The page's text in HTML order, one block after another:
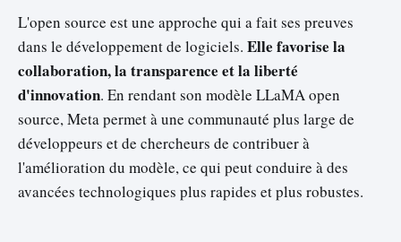
L'open source est une approche qui a fait ses preuves
dans le développement de logiciels. Elle favorise la
collaboration, la transparence et la liberté
d'innovation. En rendant son modèle LLaMA open
source, Meta permet à une communauté plus large de
développeurs et de chercheurs de contribuer à
l'amélioration du modèle, ce qui peut conduire à des
avancées technologiques plus rapides et plus robustes.